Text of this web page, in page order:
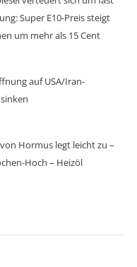
Super E10-Preis steigt
um mehr als 15 Cent
auf USA/Iran-
Hormus legt leicht zu –
Hoch – Heizöl